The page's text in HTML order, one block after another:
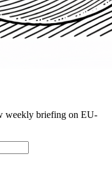
weekly briefing on EU-